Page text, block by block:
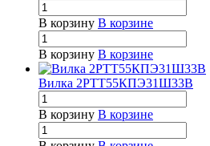
В корзину В корзине
В корзину В корзине
Вилка 2РТТ55КПЭ31Ш33В
В корзину В корзине